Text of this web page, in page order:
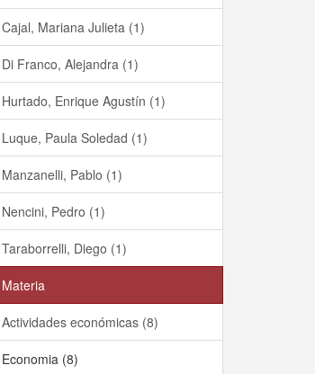
Cajal, Mariana Julieta (1)
Di Franco, Alejandra (1)
Hurtado, Enrique Agustín (1)
Luque, Paula Soledad (1)
Manzanelli, Pablo (1)
Nencini, Pedro (1)
Taraborrelli, Diego (1)
Materia
Actividades económicas (8)
Economia (8)